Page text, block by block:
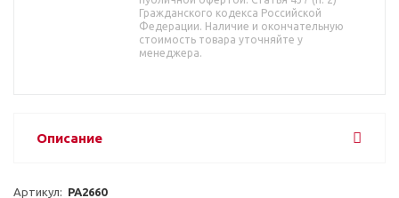
Гражданского кодекса Российской
Федерации. Наличие и окончательную
стоимость товара уточняйте у
менеджера.
Описание
Артикул: PA2660